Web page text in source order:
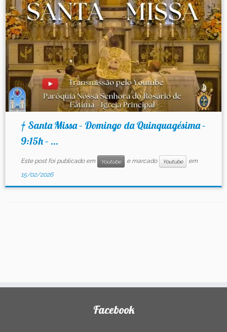
Contato
† Santa Missa – Domingo da Quinquagésima –
9:15h – ...
Este post foi publicado em Youtube e marcado Youtube
em
15/02/2026
Facebook